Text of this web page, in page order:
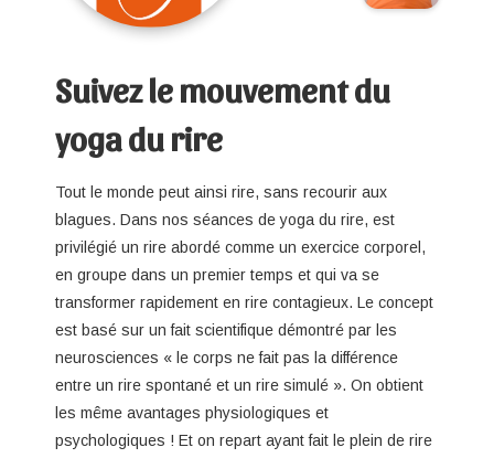
Suivez le mouvement du
yoga du rire
Tout le monde peut ainsi rire, sans recourir aux
blagues. Dans nos séances de yoga du rire, est
privilégié un rire abordé comme un exercice corporel,
en groupe dans un premier temps et qui va se
transformer rapidement en rire contagieux. Le concept
est basé sur un fait scientifique démontré par les
neurosciences « le corps ne fait pas la différence
entre un rire spontané et un rire simulé ». On obtient
les même avantages physiologiques et
psychologiques ! Et on repart ayant fait le plein de rire